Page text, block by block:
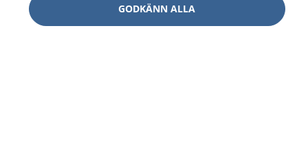
GODKÄNN ALLA